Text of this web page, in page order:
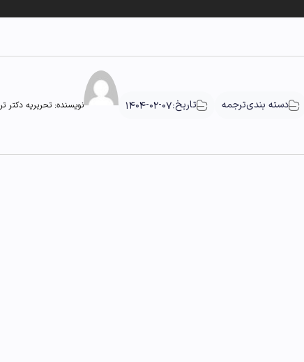
دسته بندیترجمه تاریخ:1404-02-07 نویسنده: تحریریه دکتر